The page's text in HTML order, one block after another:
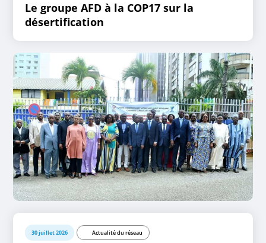
Le groupe AFD à la COP17 sur la
désertification
30 juillet 2026 Actualité du réseau